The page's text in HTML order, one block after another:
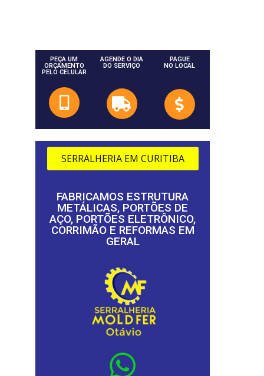
PEÇA UM
ORÇAMENTO
PELO CELULAR
AGENDE O DIA
DO SERVIÇO
PAGUE
NO LOCAL
SERRALHERIA EM CURITIBA
FABRICAMOS ESTRUTURA
METÁLICAS, PORTÕES DE
AÇO, PORTÕES ELETRÔNICO,
CORRIMÃO E REFORMAS EM
GERAL